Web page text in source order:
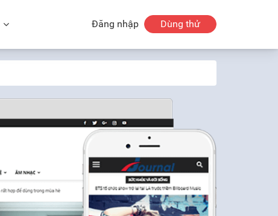
Đăng nhập Dùng thử